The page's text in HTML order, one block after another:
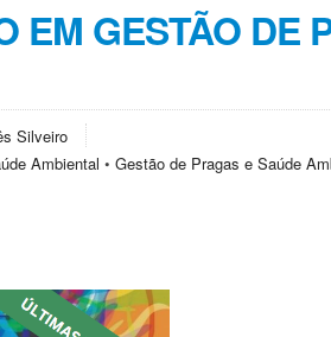
EM GESTÃO DE
Silveiro
Ambiental • Gestão de Pragas e Saúde